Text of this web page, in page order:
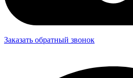
Заказать обратный звонок